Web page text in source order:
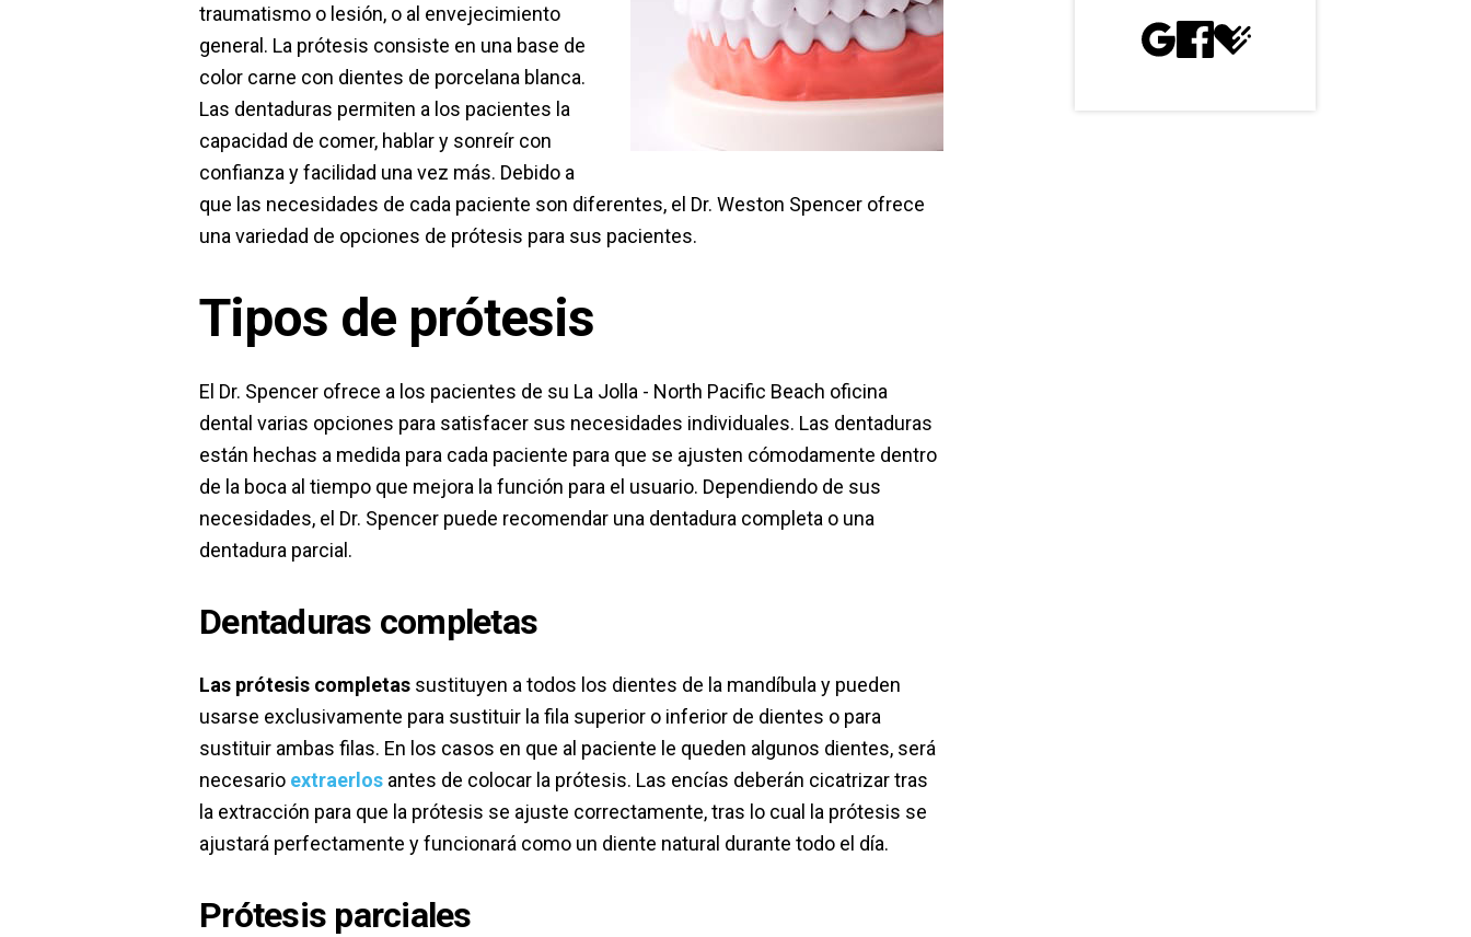
traumatismo o lesión, o al envejecimiento
general. La prótesis consiste en una base de
color carne con dientes de porcelana blanca.
Las dentaduras permiten a los pacientes la
capacidad de comer, hablar y sonreír con
confianza y facilidad una vez más. Debido a
que las necesidades de cada paciente son diferentes, el Dr. Weston Spencer ofrece
una variedad de opciones de prótesis para sus pacientes.
Tipos de prótesis
El Dr. Spencer ofrece a los pacientes de su La Jolla - North Pacific Beach oficina
dental varias opciones para satisfacer sus necesidades individuales. Las dentaduras
están hechas a medida para cada paciente para que se ajusten cómodamente dentro
de la boca al tiempo que mejora la función para el usuario. Dependiendo de sus
necesidades, el Dr. Spencer puede recomendar una dentadura completa o una
dentadura parcial.
Dentaduras completas
Las prótesis completas sustituyen a todos los dientes de la mandíbula y pueden
usarse exclusivamente para sustituir la fila superior o inferior de dientes o para
sustituir ambas filas. En los casos en que al paciente le queden algunos dientes, será
necesario extraerlos antes de colocar la prótesis. Las encías deberán cicatrizar tras
la extracción para que la prótesis se ajuste correctamente, tras lo cual la prótesis se
ajustará perfectamente y funcionará como un diente natural durante todo el día.
Prótesis parciales